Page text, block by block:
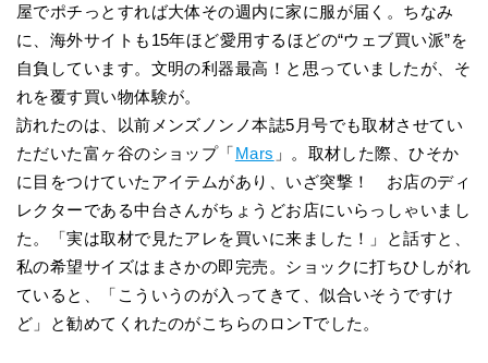
屋でポチっとすれば大体その週内に家に服が届く。ちなみ
に、海外サイトも15年ほど愛用するほどの“ウェブ買い派”を
自負しています。文明の利器最高！と思っていましたが、そ
れを覆す買い物体験が。
訪れたのは、以前メンズノンノ本誌5月号でも取材させてい
ただいた富ヶ谷のショップ「Mars 」。取材した際、ひそか
に目をつけていたアイテムがあり、いざ突撃！ お店のディ
レクターである中台さんがちょうどお店にいらっしゃいまし
た。「実は取材で見たアレを買いに来ました！」と話すと、
私の希望サイズはまさかの即完売。ショックに打ちひしがれ
ていると、「こういうのが入ってきて、似合いそうですけ
ど」と勧めてくれたのがこちらのロンTでした。